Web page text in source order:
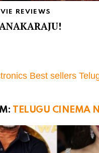
REVIEWS
Best sellers
TELUGU CINEMA